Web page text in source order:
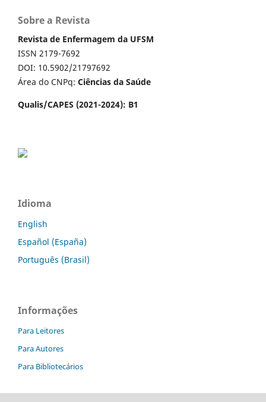
Sobre a Revista
Revista de Enfermagem da UFSM
ISSN 2179-7692
DOI: 10.5902/21797692
Área do CNPq: Ciências da Saúde
Qualis/CAPES (2021-2024): B1
Idioma
English
Español (España)
Português (Brasil)
Informações
Para Leitores
Para Autores
Para Bibliotecários